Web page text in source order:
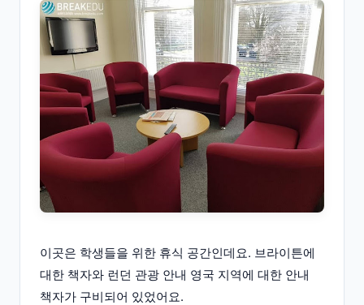
이곳은 학생들을 위한 휴식 공간인데요. 브라이튼에
대한 책자와 런던 관광 안내 영국 지역에 대한 안내
책자가 구비되어 있었어요.